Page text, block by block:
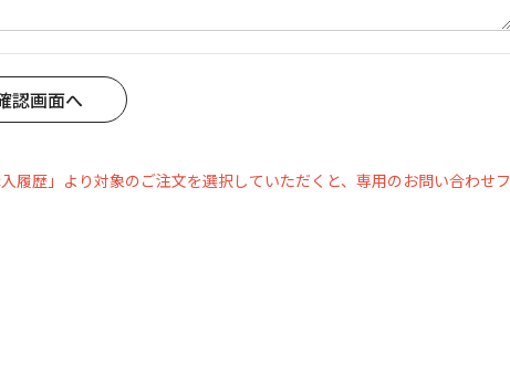
歴」より対象のご注文を選択していただくと、専用のお問い合わせフ